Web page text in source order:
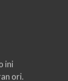
ini
ori.